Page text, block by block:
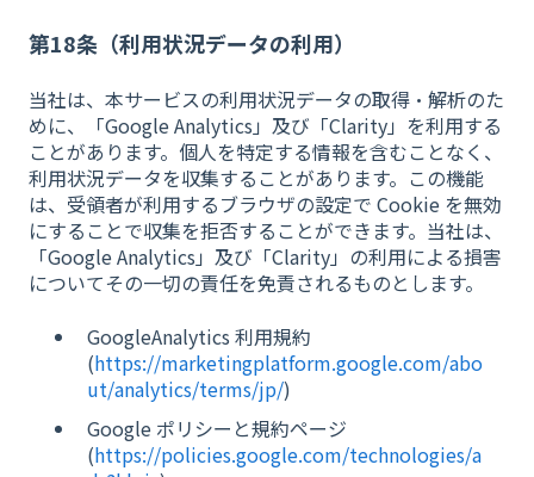
第18条（利用状況データの利用）
当社は、本サービスの利用状況データの取得・解析のた
めに、「Google Analytics」及び「Clarity」を利用する
ことがあります。個人を特定する情報を含むことなく、
利用状況データを収集することがあります。この機能
は、受領者が利用するブラウザの設定で Cookie を無効
にすることで収集を拒否することができます。当社は、
「Google Analytics」及び「Clarity」の利用による損害
についてその一切の責任を免責されるものとします。
GoogleAnalytics 利用規約
(https://marketingplatform.google.com/abo
ut/analytics/terms/jp/)
Google ポリシーと規約ページ
(https://policies.google.com/technologies/a